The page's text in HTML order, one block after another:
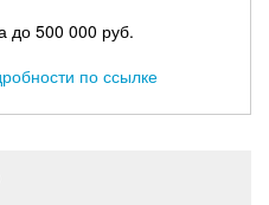
до 500 000 руб.
по ссылке